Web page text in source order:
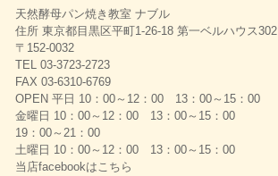
天然酵母パン焼き教室 ナブル
住所 東京都目黒区平町1-26-18 第一ベルハウス302
〒152-0032
TEL 03-3723-2723
FAX 03-6310-6769
OPEN 平日 10：00～12：00 13：00～15：00
金曜日 10：00～12：00 13：00～15：00
19：00～21：00
土曜日 10：00～12：00 13：00～15：00
当店facebookはこちら